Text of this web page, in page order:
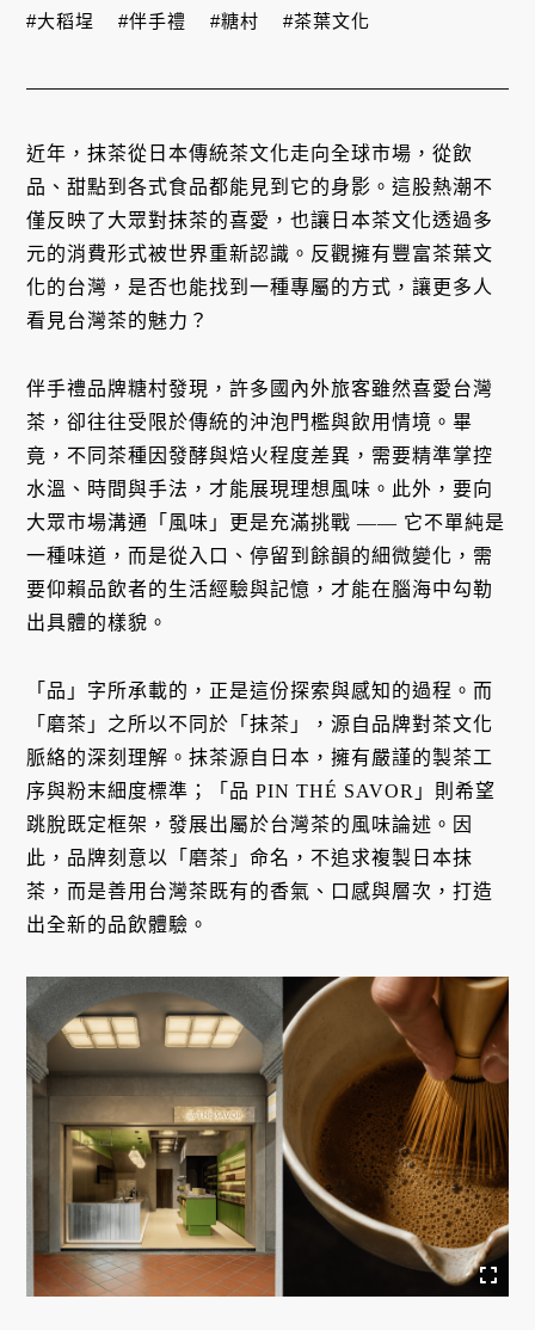
近年，抹茶從日本傳統茶文化走向全球市場，從飲
品、甜點到各式食品都能見到它的身影。這股熱潮不
僅反映了大眾對抹茶的喜愛，也讓日本茶文化透過多
元的消費形式被世界重新認識。反觀擁有豐富茶葉文
化的台灣，是否也能找到一種專屬的方式，讓更多人
看見台灣茶的魅力？
伴手禮品牌糖村發現，許多國內外旅客雖然喜愛台灣
茶，卻往往受限於傳統的沖泡門檻與飲用情境。畢
竟，不同茶種因發酵與焙火程度差異，需要精準掌控
水溫、時間與手法，才能展現理想風味。此外，要向
大眾市場溝通「風味」更是充滿挑戰 —— 它不單純是
一種味道，而是從入口、停留到餘韻的細微變化，需
要仰賴品飲者的生活經驗與記憶，才能在腦海中勾勒
出具體的樣貌。
「品」字所承載的，正是這份探索與感知的過程。而
「磨茶」之所以不同於「抹茶」，源自品牌對茶文化
脈絡的深刻理解。抹茶源自日本，擁有嚴謹的製茶工
序與粉末細度標準；「品 PIN THÉ SAVOR」則希望
跳脫既定框架，發展出屬於台灣茶的風味論述。因
此，品牌刻意以「磨茶」命名，不追求複製日本抹
茶，而是善用台灣茶既有的香氣、口感與層次，打造
出全新的品飲體驗。
#大稻埕 #伴手禮 #糖村 #茶葉文化